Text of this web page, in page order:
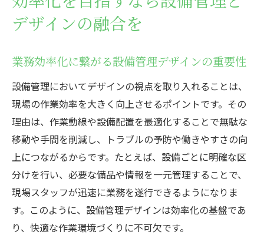
デザインの融合を
業務効率化に繋がる設備管理デザインの重要性
設備管理においてデザインの視点を取り入れることは、
現場の作業効率を大きく向上させるポイントです。その
理由は、作業動線や設備配置を最適化することで無駄な
移動や手間を削減し、トラブルの予防や働きやすさの向
上につながるからです。たとえば、設備ごとに明確な区
分けを行い、必要な備品や情報を一元管理することで、
現場スタッフが迅速に業務を遂行できるようになりま
す。このように、設備管理デザインは効率化の基盤であ
り、快適な作業環境づくりに不可欠です。